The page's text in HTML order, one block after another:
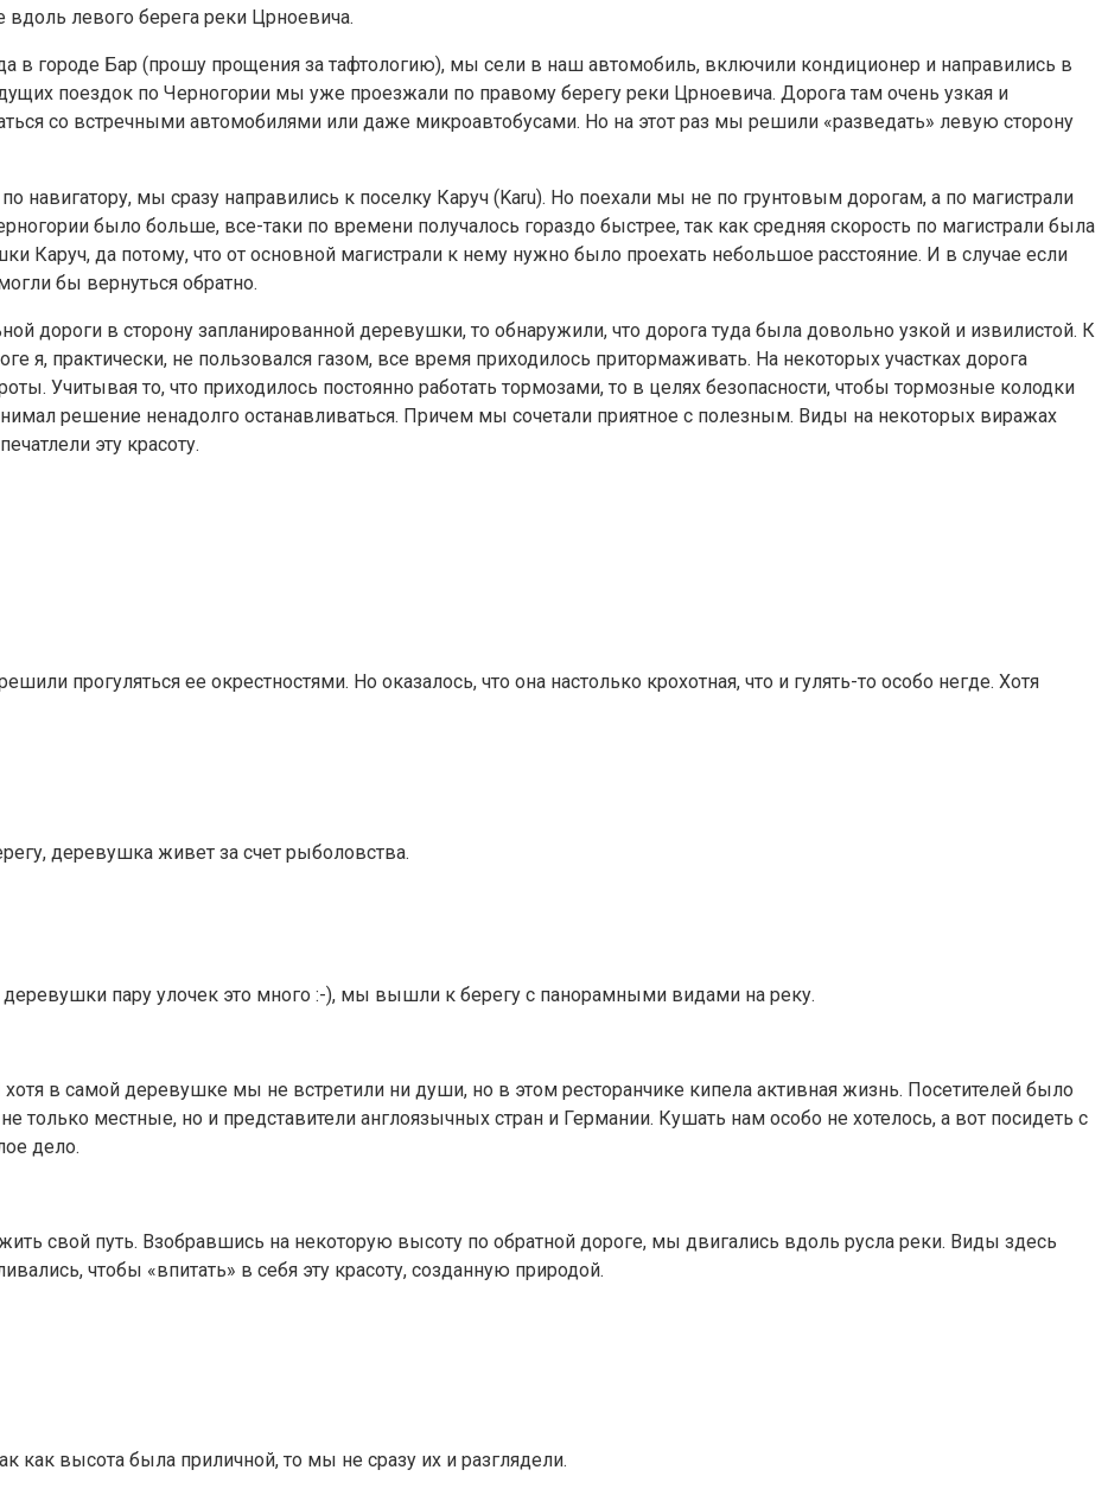
левого берега реки Црноевича.
в городе Бар (прошу прощения за тафтологию), мы сели в наш автомобиль, включили кондиционер и направились в
поездок по Черногории мы уже проезжали по правому берегу реки Црноевича. Дорога там очень узкая и
со встречными автомобилями или даже микроавтобусами. Но на этот раз мы решили «разведать» левую сторону
навигатору, мы сразу направились к поселку Каруч (Karu). Но поехали мы не по грунтовым дорогам, а по магистрали
было больше, все-таки по времени получалось гораздо быстрее, так как средняя скорость по магистрали была
Каруч, да потому, что от основной магистрали к нему нужно было проехать небольшое расстояние. И в случае если
бы вернуться обратно.
дороги в сторону запланированной деревушки, то обнаружили, что дорога туда была довольно узкой и извилистой. К
я, практически, не пользовался газом, все время приходилось притормаживать. На некоторых участках дорога
Учитывая то, что приходилось постоянно работать тормозами, то в целях безопасности, чтобы тормозные колодки
решение ненадолго останавливаться. Причем мы сочетали приятное с полезным. Виды на некоторых виражах
эту красоту.
прогуляться ее окрестностями. Но оказалось, что она настолько крохотная, что и гулять-то особо негде. Хотя
деревушка живет за счет рыболовства.
пару улочек это много :-), мы вышли к берегу с панорамными видами на реку.
в самой деревушке мы не встретили ни души, но в этом ресторанчике кипела активная жизнь. Посетителей было
только местные, но и представители англоязычных стран и Германии. Кушать нам особо не хотелось, а вот посидеть с
дело.
свой путь. Взобравшись на некоторую высоту по обратной дороге, мы двигались вдоль русла реки. Виды здесь
чтобы «впитать» в себя эту красоту, созданную природой.
как высота была приличной, то мы не сразу их и разглядели.